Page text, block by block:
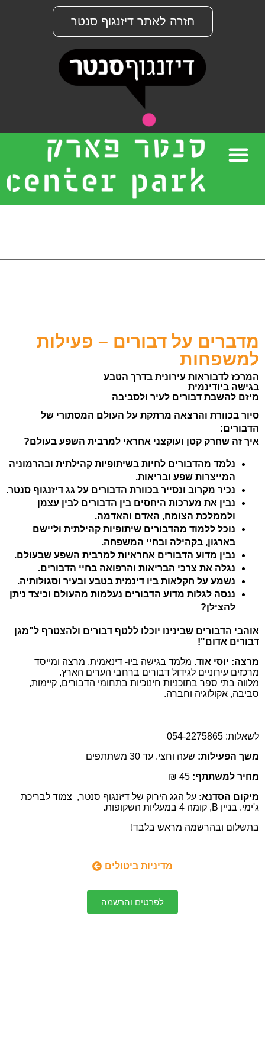
חזרה לאתר דיזנגוף סנטר
מדברים על דבורים – פעילות
למשפחות
המרכז לדבוראות עירונית בדרך הטבע
בגישה ביודינמית
מיזם להשבת דבורים לעיר ולסביבה
סיור בכוורת והרצאה מרתקת על העולם המסתורי של
הדבורים:
איך זה שחרק קטן ועוקצני אחראי למרבית השפע בעולם?
נלמד מהדבורים לחיות בשיתופיות קהילתית ובהרמוניה
המייצרות שפע ובריאות.
נכיר מקרוב ונסייר בכוורת הדבורים על גג דיזנגוף סנטר.
נבין את מערכות היחסים בין הדבורים לבין עצמן
ולממלכת הצומח, האדם והאדמה.
נוכל ללמוד מהדבורים שיתופיות קהילתית וליישם
בארגון, בקהילה ובחיי המשפחה.
נבין מדוע הדבורים אחראיות למרבית השפע שבעולם.
נגלה את צרכי הבריאות והרפואה בחיי הדבורים.
נשמע על חקלאות ביו דינמית בטבע ובעיר וסגולותיה.
ננסה לגלות מדוע הדבורים נעלמות מהעולם וכיצד ניתן
להצילן?
אוהבי הדבורים שבינינו יוכלו ללטף דבורים ולהצטרף ל"מגן
דבורים אדום"!
מרצה: יוסי אוד. מלמד בגישה ביו- דינאמית. מרצה ומייסד
מרכזים עירוניים לגידול דבורים ברחבי הערים הארץ.
מלווה בתי ספר בתוכניות חינוכיות בתחומי הדבורים, קיימות,
סביבה, אקולוגיה וחברה.
לשאלות: 054-2275865
משך הפעילות: שעה וחצי. עד 30 משתתפים
מחיר למשתתף: 45 ₪
מיקום הסדנא: על הגג הירוק של דיזנגוף סנטר, צמוד לבריכת
ג'ימי. בניין B, קומה 4 במעליות השקופות.
בתשלום ובהרשמה מראש בלבד!
מדיניות ביטולים
לפרטים והרשמה